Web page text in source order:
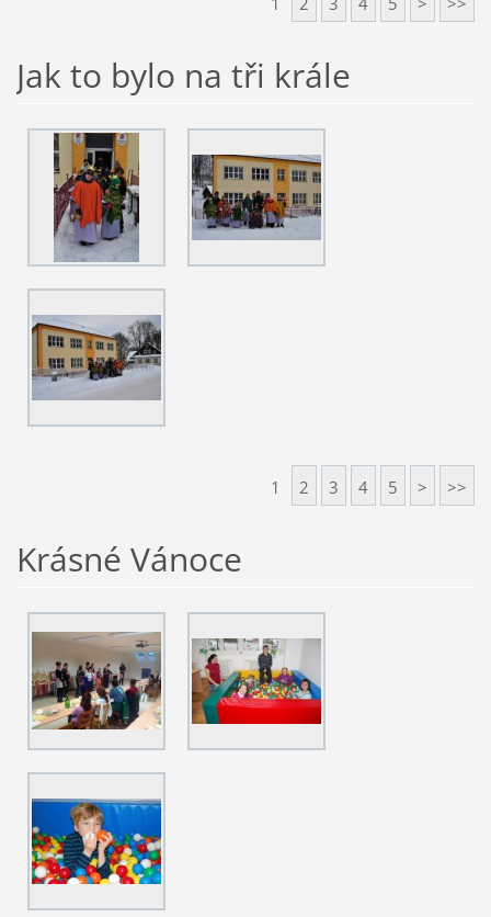
Jak to bylo na tři krále
1 2 3 4 5 > >>
Krásné Vánoce